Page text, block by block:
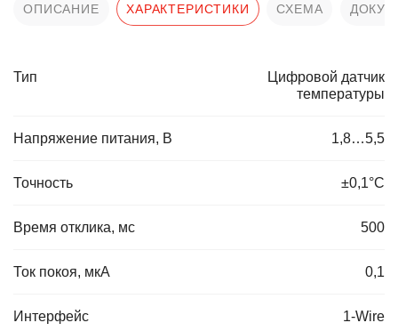
ОПИСАНИЕ ХАРАКТЕРИСТИКИ СХЕМА
Тип
Цифровой датчик
температуры
Напряжение питания, В 1,8…5,5
Точность ±0,1°C
Время отклика, мс 500
Ток покоя, мкА 0,1
Интерфейс 1-Wire